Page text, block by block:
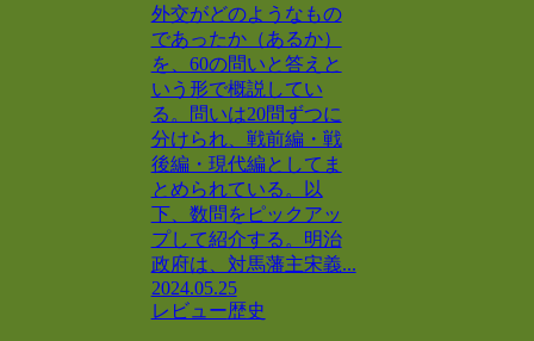
外交がどのようなもの
であったか（あるか）
を、60の問いと答えと
いう形で概説してい
る。問いは20問ずつに
分けられ、戦前編・戦
後編・現代編としてま
とめられている。以
下、数問をピックアッ
プして紹介する。明治
政府は、対馬藩主宋義...
2024.05.25
レビュー歴史